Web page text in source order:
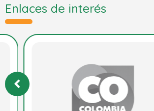
Enlaces de interés